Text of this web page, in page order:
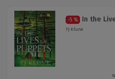
-5 % In the
TJ Klune